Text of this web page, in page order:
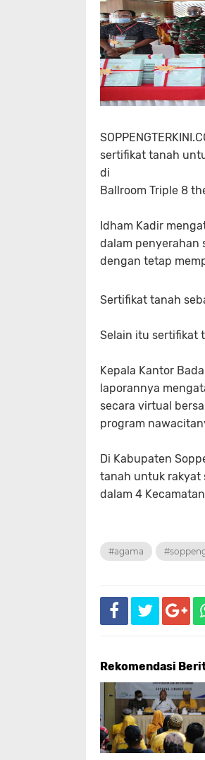
sertifikat tanah
di
Ballroom Triple 8
Idham Kadir
dalam penyerahan
dengan tetap
Sertifikat tanah
Selain itu sertifikat
Kepala Kantor
laporannya
secara virtual
program
Di Kabupaten
tanah untuk rakyat
dalam 4
#agama
Rekomendasi